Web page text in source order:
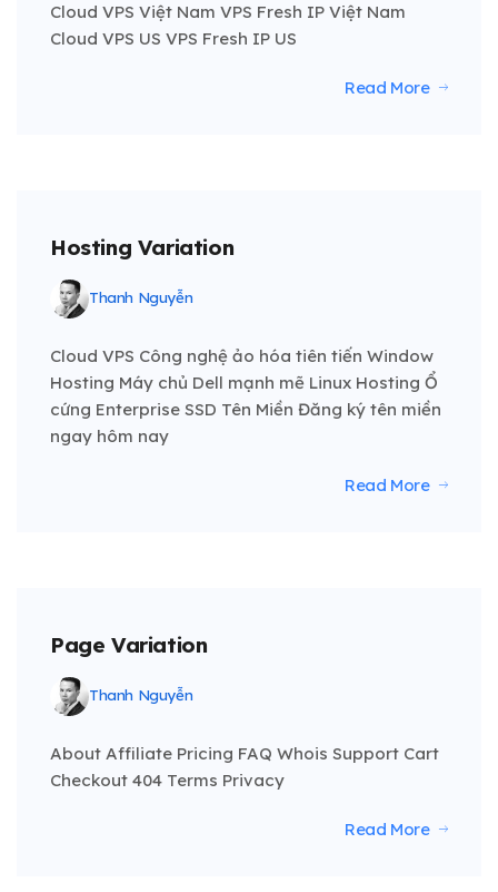
Cloud VPS Việt Nam VPS Fresh IP Việt Nam
Cloud VPS US VPS Fresh IP US
Read More
Hosting Variation
Thanh Nguyễn
Cloud VPS Công nghệ ảo hóa tiên tiến Window
Hosting Máy chủ Dell mạnh mẽ Linux Hosting Ổ
cứng Enterprise SSD Tên Miền Đăng ký tên miền
ngay hôm nay
Read More
Page Variation
Thanh Nguyễn
About Affiliate Pricing FAQ Whois Support Cart
Checkout 404 Terms Privacy
Read More